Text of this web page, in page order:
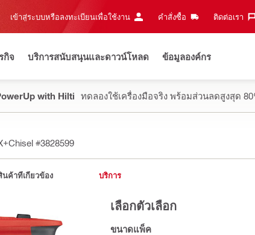
เข้าสู่ระบบหรือลงทะเบียนเพื่อใช้งาน คำสั่งซื้อ ติดต่อเรา‎
กิจ บริการสนับสนุนและดาวน์โหลด ข้อมูลองค์กร
with Hilti ทดลองใช้เครื่องมือจริง พร้อมส่วนลดสูงสุด
#3828599
นค้าที่เกี่ยวข้อง บริการ
เลือกตัวเลือก
ขนาดแพ็ค